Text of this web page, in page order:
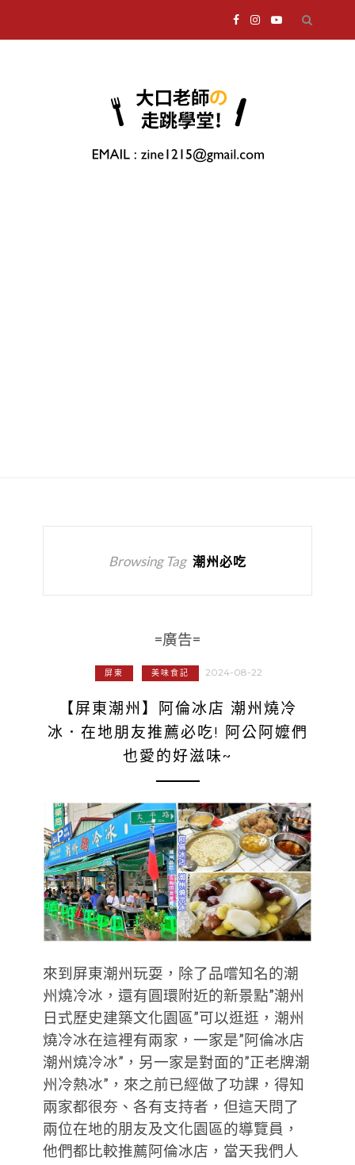
Browsing Tag 潮州必吃
=廣告=
屏東 美味食記 2024-08-22
【屏東潮州】阿倫冰店 潮州燒冷
冰．在地朋友推薦必吃! 阿公阿嬤們
也愛的好滋味~
來到屏東潮州玩耍，除了品嚐知名的潮
州燒冷冰，還有圓環附近的新景點”潮州
日式歷史建築文化園區”可以逛逛，潮州
燒冷冰在這裡有兩家，一家是”阿倫冰店
潮州燒冷冰”，另一家是對面的”正老牌潮
州冷熱冰”，來之前已經做了功課，得知
兩家都很夯、各有支持者，但這天問了
兩位在地的朋友及文化園區的導覽員，
他們都比較推薦阿倫冰店，當天我們人